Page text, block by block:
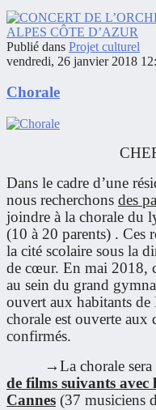
Publié dans Projet culturel
vendredi, 26 janvier 2018
Chorale
Dans le cadre d’une
nous recherchons des
joindre à la chorale du
(10 à 20 parents) . Ces
la cité scolaire sous la
de cœur. En mai 2018,
au sein du grand
ouvert aux habitants de
chorale est ouverte aux
confirmés.
→La chorale sera
de films suivants avec
Cannes (37 musiciens